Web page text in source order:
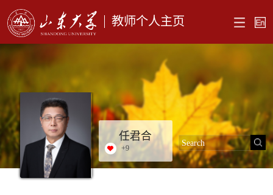
教师个人主页
任君合
+9